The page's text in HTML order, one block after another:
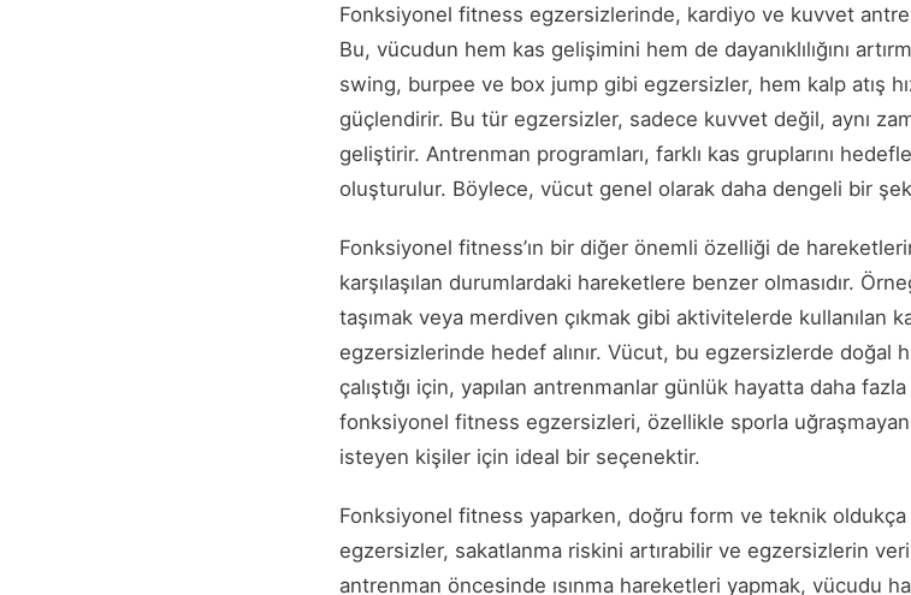
Fonksiyonel fitness egzersizlerinde, kardiyo ve kuvvet
Bu, vücudun hem kas gelişimini hem de dayanıklılığını
swing, burpee ve box jump gibi egzersizler, hem kalp atış
güçlendirir. Bu tür egzersizler, sadece kuvvet değil, aynı
geliştirir. Antrenman programları, farklı kas gruplarını
oluşturulur. Böylece, vücut genel olarak daha dengeli bir
Fonksiyonel fitness’ın bir diğer önemli özelliği de
karşılaşılan durumlardaki hareketlere benzer olmasıdır.
taşımak veya merdiven çıkmak gibi aktivitelerde kullanılan
egzersizlerinde hedef alınır. Vücut, bu egzersizlerde doğal
çalıştığı için, yapılan antrenmanlar günlük hayatta daha
fonksiyonel fitness egzersizleri, özellikle sporla
isteyen kişiler için ideal bir seçenektir.
Fonksiyonel fitness yaparken, doğru form ve teknik oldukça
egzersizler, sakatlanma riskini artırabilir ve egzersizlerin
antrenman öncesinde ısınma hareketleri yapmak, vücudu